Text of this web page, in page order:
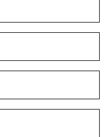
الشاشات